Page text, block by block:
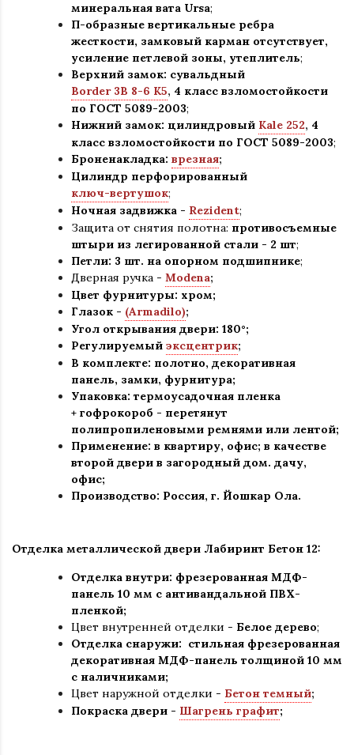
минеральная вата Ursa;
П-образные вертикальные ребра
жесткости, замковый карман отсутствует,
усиление петлевой зоны, утеплитель;
Верхний замок: сувальдный
Border 3В 8-6 К5, 4 класс взломостойкости
по ГОСТ 5089-2003;
Нижний замок: цилиндровый Kale 252, 4
класс взломостойкости по ГОСТ 5089-2003;
Броненакладка: врезная;
Цилиндр перфорированный
ключ-вертушок;
Ночная задвижка - Rezident;
Защита от снятия полотна: противосъемные
штыри из легированной стали - 2 шт;
Петли: 3 шт. на опорном подшипнике;
Дверная ручка - Modena;
Цвет фурнитуры: хром;
Глазок - (Armadilo);
Угол открывания двери: 180°;
Регулируемый эксцентрик;
В комплекте: полотно, декоративная
панель, замки, фурнитура;
Упаковка: термоусадочная пленка
+ гофрокороб - перетянут
полипропиленовыми ремнями или лентой;
Применение: в квартиру, офис; в качестве
второй двери в загородный дом. дачу,
офис;
Производство: Россия, г. Йошкар Ола.
Отделка металлической двери Лабиринт Бетон 12:
Отделка внутри: фрезерованная МДФ-
панель 10 мм с антивандальной ПВХ-
пленкой;
Цвет внутренней отделки - Белое дерево;
Отделка снаружи: стильная фрезерованная
декоративная МДФ-панель толщиной 10 мм
с наличниками;
Цвет наружной отделки - Бетон темный;
Покраска двери - Шагрень графит;